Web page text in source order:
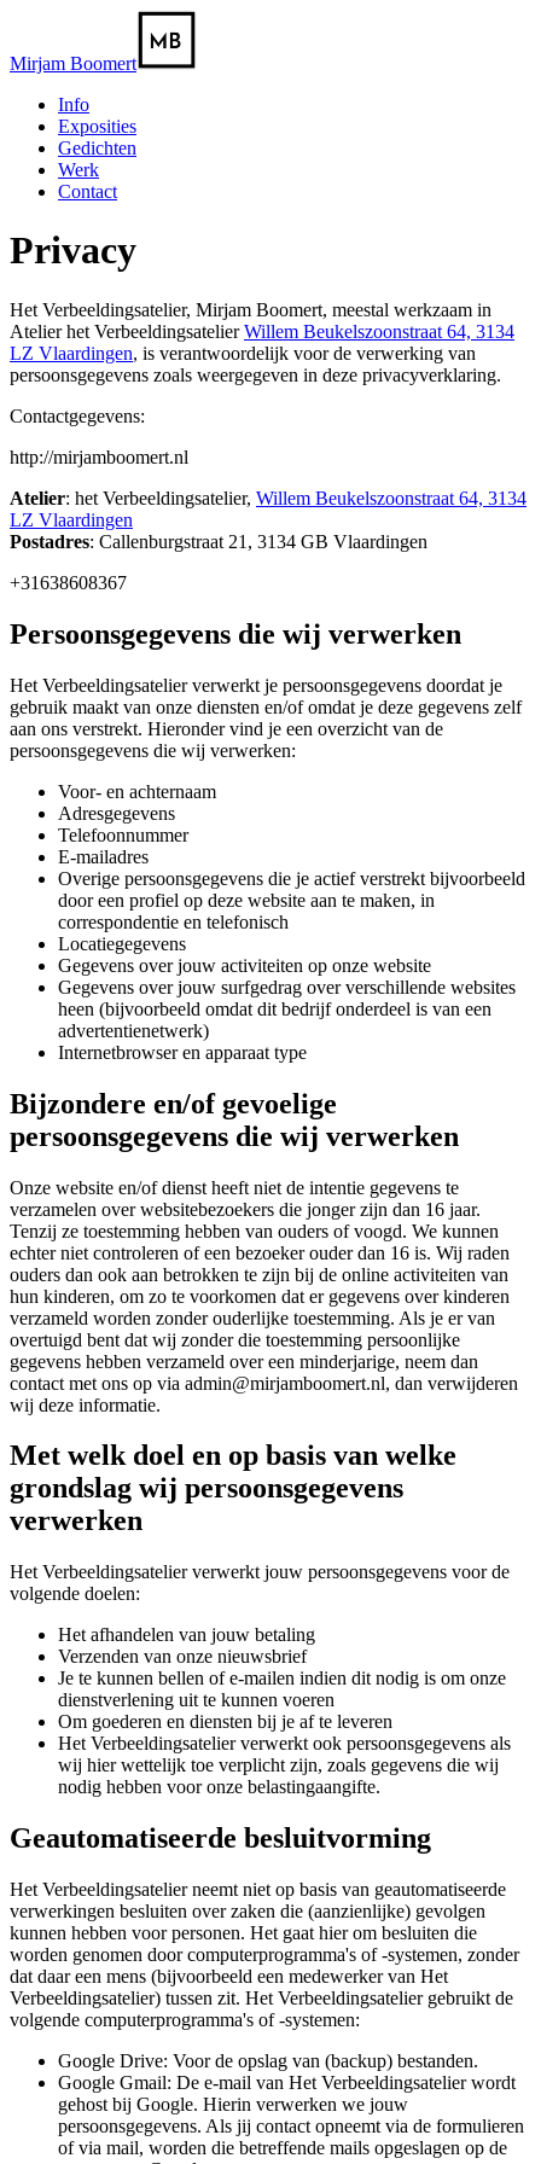
Mirjam Boomert
Info
Exposities
Gedichten
Werk
Contact
Privacy
Het Verbeeldingsatelier, Mirjam Boomert, meestal werkzaam in
Atelier het VerbeeldingsatelierWillem Beukelszoonstraat 64, 3134
LZ Vlaardingen, is verantwoordelijk voor de verwerking van
persoonsgegevens zoals weergegeven in deze privacyverklaring.
Contactgegevens:
http://mirjamboomert.nl
Atelier: het Verbeeldingsatelier, Willem Beukelszoonstraat 64, 3134
LZ Vlaardingen
Postadres: Callenburgstraat 21, 3134 GB Vlaardingen
+31638608367
Persoonsgegevens die wij verwerken
Het Verbeeldingsatelier verwerkt je persoonsgegevens doordat je
gebruik maakt van onze diensten en/of omdat je deze gegevens zelf
aan ons verstrekt. Hieronder vind je een overzicht van de
persoonsgegevens die wij verwerken:
Voor- en achternaam
Adresgegevens
Telefoonnummer
E-mailadres
Overige persoonsgegevens die je actief verstrekt bijvoorbeeld
door een profiel op deze website aan te maken, in
correspondentie en telefonisch
Locatiegegevens
Gegevens over jouw activiteiten op onze website
Gegevens over jouw surfgedrag over verschillende websites
heen (bijvoorbeeld omdat dit bedrijf onderdeel is van een
advertentienetwerk)
Internetbrowser en apparaat type
Bijzondere en/of gevoelige
persoonsgegevens die wij verwerken
Onze website en/of dienst heeft niet de intentie gegevens te
verzamelen over websitebezoekers die jonger zijn dan 16 jaar.
Tenzij ze toestemming hebben van ouders of voogd. We kunnen
echter niet controleren of een bezoeker ouder dan 16 is. Wij raden
ouders dan ook aan betrokken te zijn bij de online activiteiten van
hun kinderen, om zo te voorkomen dat er gegevens over kinderen
verzameld worden zonder ouderlijke toestemming. Als je er van
overtuigd bent dat wij zonder die toestemming persoonlijke
gegevens hebben verzameld over een minderjarige, neem dan
contact met ons op via admin@mirjamboomert.nl, dan verwijderen
wij deze informatie.
Met welk doel en op basis van welke
grondslag wij persoonsgegevens
verwerken
Het Verbeeldingsatelier verwerkt jouw persoonsgegevens voor de
volgende doelen:
Het afhandelen van jouw betaling
Verzenden van onze nieuwsbrief
Je te kunnen bellen of e-mailen indien dit nodig is om onze
dienstverlening uit te kunnen voeren
Om goederen en diensten bij je af te leveren
Het Verbeeldingsatelier verwerkt ook persoonsgegevens als
wij hier wettelijk toe verplicht zijn, zoals gegevens die wij
nodig hebben voor onze belastingaangifte.
Geautomatiseerde besluitvorming
Het Verbeeldingsatelier neemt niet op basis van geautomatiseerde
verwerkingen besluiten over zaken die (aanzienlijke) gevolgen
kunnen hebben voor personen. Het gaat hier om besluiten die
worden genomen door computerprogramma's of -systemen, zonder
dat daar een mens (bijvoorbeeld een medewerker van Het
Verbeeldingsatelier) tussen zit. Het Verbeeldingsatelier gebruikt de
volgende computerprogramma's of -systemen:
Google Drive: Voor de opslag van (backup) bestanden.
Google Gmail: De e-mail van Het Verbeeldingsatelier wordt
gehost bij Google. Hierin verwerken we jouw
persoonsgegevens. Als jij contact opneemt via de formulieren
of via mail, worden die betreffende mails opgeslagen op de